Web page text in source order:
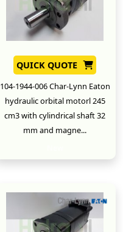
QUICK QUOTE
104-1944-006 Char-Lynn Eaton
hydraulic orbital motorl 245
cm3 with cylindrical shaft 32
mm and magne...